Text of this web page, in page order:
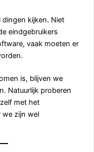
dingen kijken. Niet
eindgebruikers
vaak moeten er
is, blijven we
Natuurlijk proberen
met het
we zijn wel